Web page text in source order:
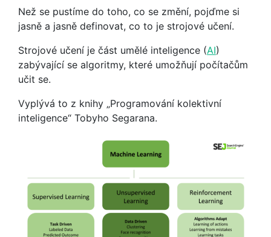
Než se pustíme do toho, co se změní, pojďme si
jasně a jasně definovat, co to je strojové učení.
Strojové učení je část umělé inteligence (AI)
zabývající se algoritmy, které umožňují počítačům
učit se.
Vyplývá to z knihy „Programování kolektivní
inteligence“ Tobyho Segarana.